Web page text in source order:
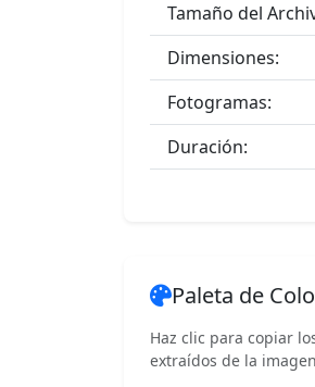
Tamaño del
Dimensiones:
Fotogramas:
Duración:
Paleta de
Haz clic para copiar
extraídos de la